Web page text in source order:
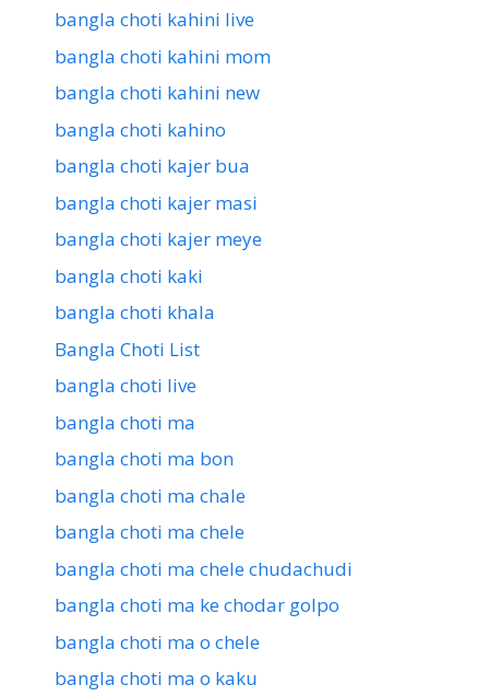
bangla choti kahini live
bangla choti kahini mom
bangla choti kahini new
bangla choti kahino
bangla choti kajer bua
bangla choti kajer masi
bangla choti kajer meye
bangla choti kaki
bangla choti khala
Bangla Choti List
bangla choti live
bangla choti ma
bangla choti ma bon
bangla choti ma chale
bangla choti ma chele
bangla choti ma chele chudachudi
bangla choti ma ke chodar golpo
bangla choti ma o chele
bangla choti ma o kaku